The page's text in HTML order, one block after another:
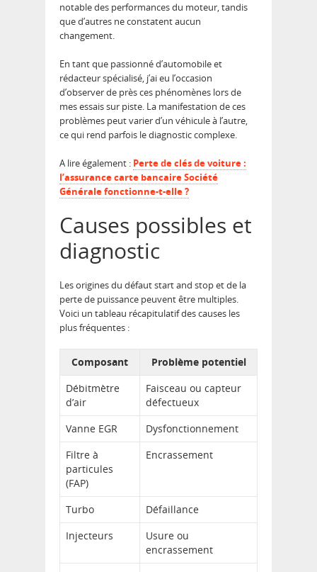
notable des performances du moteur, tandis
que d’autres ne constatent aucun
changement.
En tant que passionné d’automobile et
rédacteur spécialisé, j’ai eu l’occasion
d’observer de près ces phénomènes lors de
mes essais sur piste. La manifestation de ces
problèmes peut varier d’un véhicule à l’autre,
ce qui rend parfois le diagnostic complexe.
A lire également : Perte de clés de voiture :
l’assurance carte bancaire Société
Générale fonctionne-t-elle ?
Causes possibles et
diagnostic
Les origines du défaut start and stop et de la
perte de puissance peuvent être multiples.
Voici un tableau récapitulatif des causes les
plus fréquentes :
Composant
Problème potentiel
Débitmètre
d’air
Faisceau ou capteur
défectueux
Vanne EGR
Dysfonctionnement
Filtre à
particules
(FAP)
Encrassement
Turbo
Défaillance
Injecteurs
Usure ou
encrassement